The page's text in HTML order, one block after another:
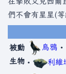
們不會有星星(
被動
生物
烏鴉 •
•
利維